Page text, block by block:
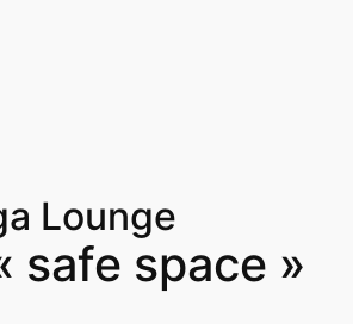
Lounge
safe space »